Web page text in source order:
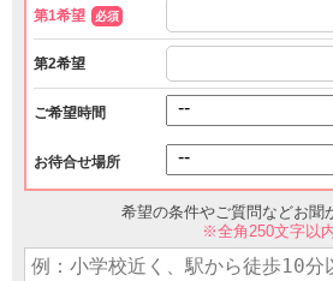
第1希望 必須
第2希望
ご希望時間
お待合せ場所
希望の条件やご質問などお聞
※全角250文字以